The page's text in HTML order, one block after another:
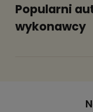
Popularni
wykonawcy